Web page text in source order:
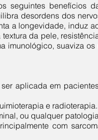
seguintes benefícios
desordens dos
a longevidade, induz
da pele,
imunológico, suaviza
aplicada em
e radioterapia.
ou qualquer
com